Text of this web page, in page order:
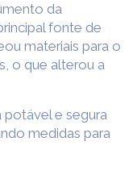
da
fonte de
materiais para o
o que alterou a
potável e segura
medidas para